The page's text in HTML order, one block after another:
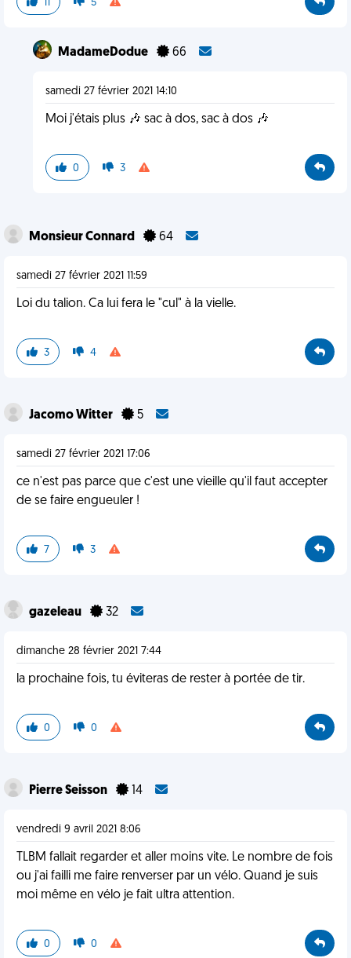
11 5
MadameDodue 66
samedi 27 février 2021 14:10
Moi j'étais plus 🎶 sac à dos, sac à dos 🎶
0 3
Monsieur Connard 64
samedi 27 février 2021 11:59
Loi du talion. Ca lui fera le "cul" à la vielle.
3 4
Jacomo Witter 5
samedi 27 février 2021 17:06
ce n'est pas parce que c'est une vieille qu'il faut accepter
de se faire engueuler !
7 3
gazeleau 32
dimanche 28 février 2021 7:44
la prochaine fois, tu éviteras de rester à portée de tir.
0 0
Pierre Seisson 14
vendredi 9 avril 2021 8:06
TLBM fallait regarder et aller moins vite. Le nombre de fois
ou j'ai failli me faire renverser par un vélo. Quand je suis
moi même en vélo je fait ultra attention.
0 0